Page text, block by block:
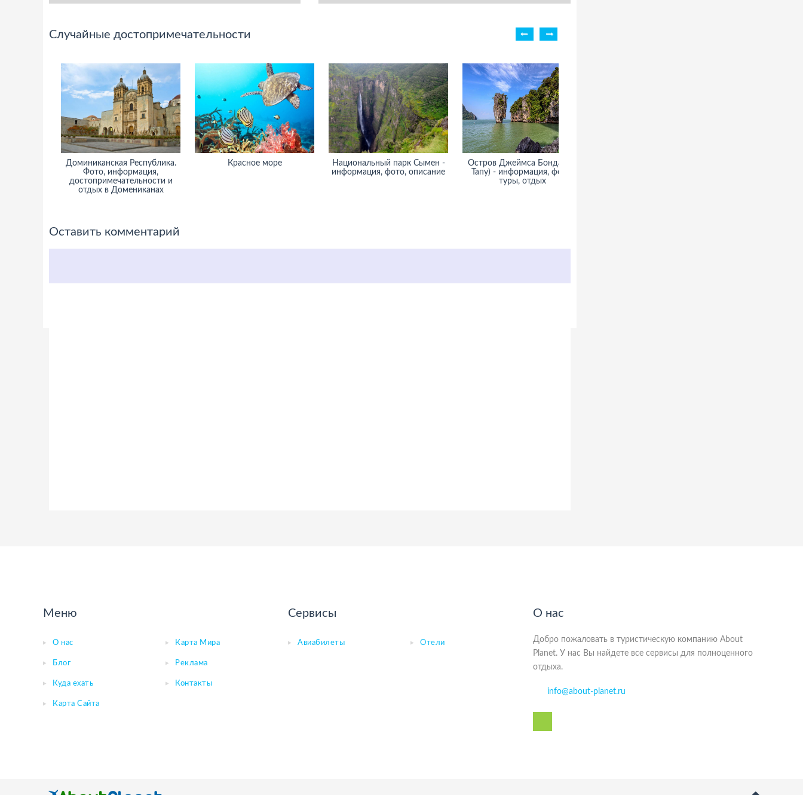
Случайные достопримечательности
Доминиканская Республика.
Фото, информация,
достопримечательности и
отдых в Домениканах
Красное море
Национальный парк Сымен -
информация, фото, описание
Остров Джеймса Бонда (Ко
Тапу) - информация, фото,
туры, отдых
Оставить комментарий
Меню
О нас Карта Мира
Блог Реклама
Куда ехать Контакты
Карта Сайта
Сервисы
Авиабилеты Отели
О нас
Добро пожаловать в туристическую компанию About
Planet. У нас Вы найдете все сервисы для полноценного
отдыха.
info@about-planet.ru